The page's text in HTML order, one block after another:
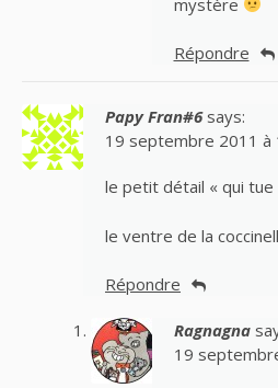
Répondre
Papy Fran#6 says:
19 septembre 2011 à
le petit détail « qui tue
le ventre de la
Répondre
Ragnagna
19